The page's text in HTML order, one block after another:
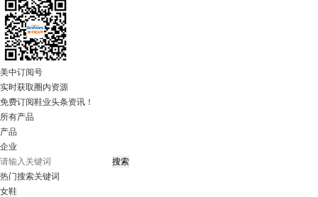
美中订阅号
实时获取圈内资源
免费订阅鞋业头条资讯！
所有产品
产品
企业
热门搜索关键词
女鞋